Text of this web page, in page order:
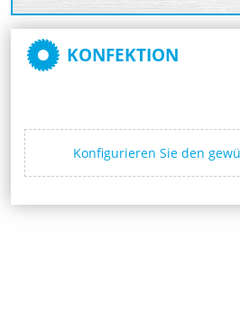
KONFEKTION
Konfigurieren Sie den